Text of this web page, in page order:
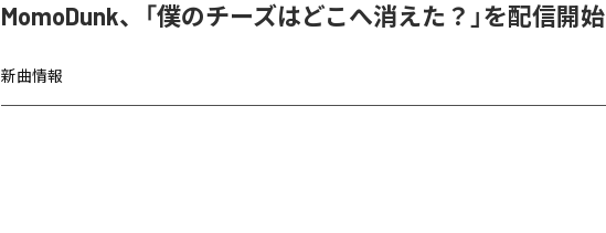
MomoDunk、「僕のチーズはどこへ消えた？」を配信開始
新曲情報